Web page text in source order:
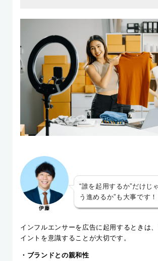
伊藤
“誰を起用するか”だけじ
う進めるか”も大事です！
インフルエンサーを広告に起用するときは
イントを意識することが大切です。
・ブランドとの親和性